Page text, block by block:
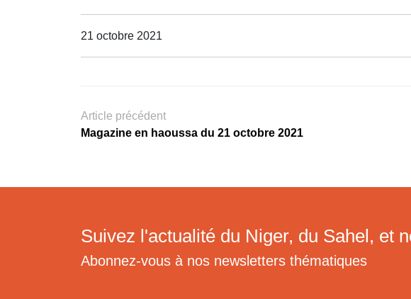
21 octobre 2021
Article précédent
Magazine en haoussa du 21 octobre 2021
Suivez l'actualité du Niger, du Sahel, et
Abonnez-vous à nos newsletters thématiques